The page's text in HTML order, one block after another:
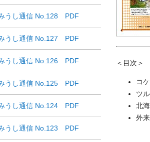
うし通信 No.128 PDF
うし通信 No.127 PDF
うし通信 No.126 PDF
うし通信 No.125 PDF
うし通信 No.124 PDF
うし通信 No.123 PDF
＜目次＞
コ
ツ
北
外